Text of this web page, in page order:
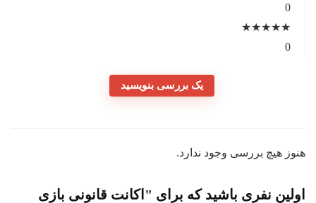
★
★
★
★
یک بررسی بنویسید
هیچ بررسی وجود ندارد.
نفری باشید که برای "اکانت قانونی بازی